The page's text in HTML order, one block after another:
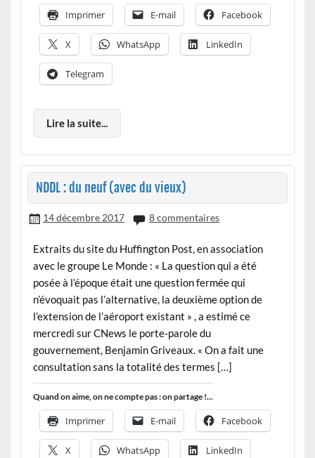
Imprimer E-mail Facebook
X WhatsApp LinkedIn
Telegram
Lire la suite...
NDDL : du neuf (avec du vieux)
14 décembre 2017 8 commentaires
Extraits du site du Huffington Post, en association
avec le groupe Le Monde : « La question qui a été
posée à l’époque était une question fermée qui
n’évoquait pas l’alternative, la deuxième option de
l’extension de l’aéroport existant » , a estimé ce
mercredi sur CNews le porte-parole du
gouvernement, Benjamin Griveaux. « On a fait une
consultation sans la totalité des termes […]
Quand on aime, on ne compte pas : on partage !...
Imprimer E-mail Facebook
X WhatsApp LinkedIn